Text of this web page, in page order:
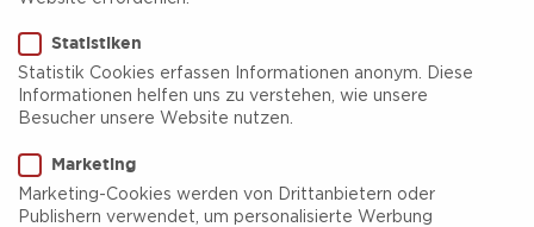
Stadt- und Touristinfo
Gelsenkirchen
Statistiken
Statistik Cookies erfassen Informationen anonym. Diese
Informationen helfen uns zu verstehen, wie unsere
Besucher unsere Website nutzen.
Marketing
Marketing-Cookies werden von Drittanbietern oder
Publishern verwendet, um personalisierte Werbung